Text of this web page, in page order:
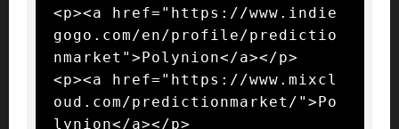
<p><a href="https://www.indie
gogo.com/en/profile/predictio
nmarket">Polynion</a></p>
<p><a href="https://www.mixcl
oud.com/predictionmarket/">Po
lynion</a></p>